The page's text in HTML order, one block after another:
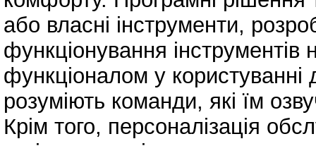
або власні інструменти,
функціонування інструментів
функціоналом у
розуміють команди, які їм
Крім того, персоналізація